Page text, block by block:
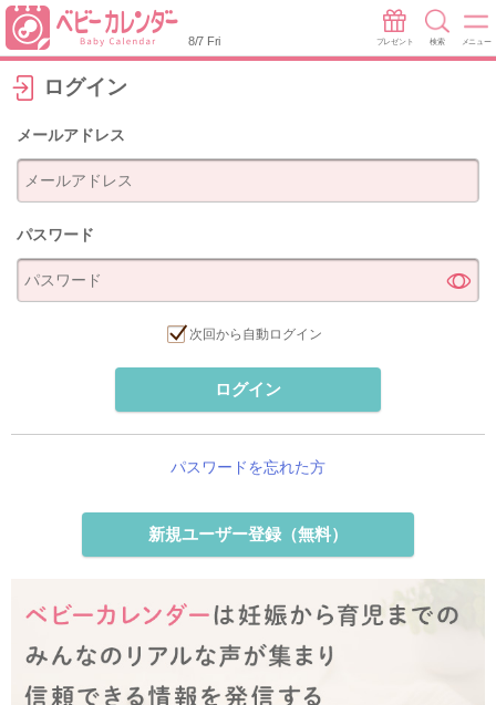
8/7 Fri プレゼント 検索 メニュー
ログイン
メールアドレス
パスワード
次回から自動ログイン
ログイン
パスワードを忘れた方
新規ユーザー登録（無料）